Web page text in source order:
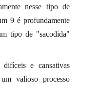
nesse tipo de
9 é profundamente
tipo de "sacodida"
e cansativas
valioso processo